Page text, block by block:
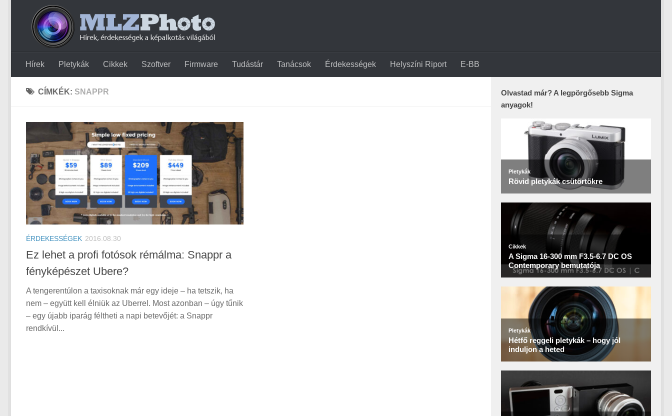
Hírek Pletykák Cikkek Szoftver Firmware Tudástár Tanácsok Érdekességek Helyszíni Riport E-BB
CÍMKÉK: SNAPPR
ÉRDEKESSÉGEK 2016.08.30
Ez lehet a profi fotósok rémálma: Snappr a
fényképészet Ubere?
A tengerentúlon a taxisoknak már egy ideje – ha tetszik, ha
nem – együtt kell élniük az Uberrel. Most azonban – úgy tűnik
– egy újabb iparág féltheti a napi betevőjét: a Snappr
rendkívül...
Olvastad már? A legpörgősebb Sigma
anyagok!